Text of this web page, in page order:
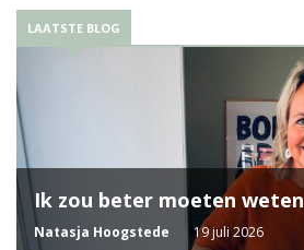
LAATSTE BLOG
Ik zou beter moeten weten
Natasja Hoogstede 19 juli 2026